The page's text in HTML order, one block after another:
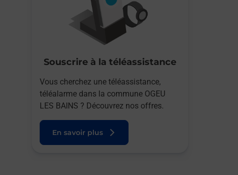
Souscrire à la téléassistance
Vous cherchez une téléassistance,
téléalarme dans la commune OGEU
LES BAINS ? Découvrez nos offres.
En savoir plus